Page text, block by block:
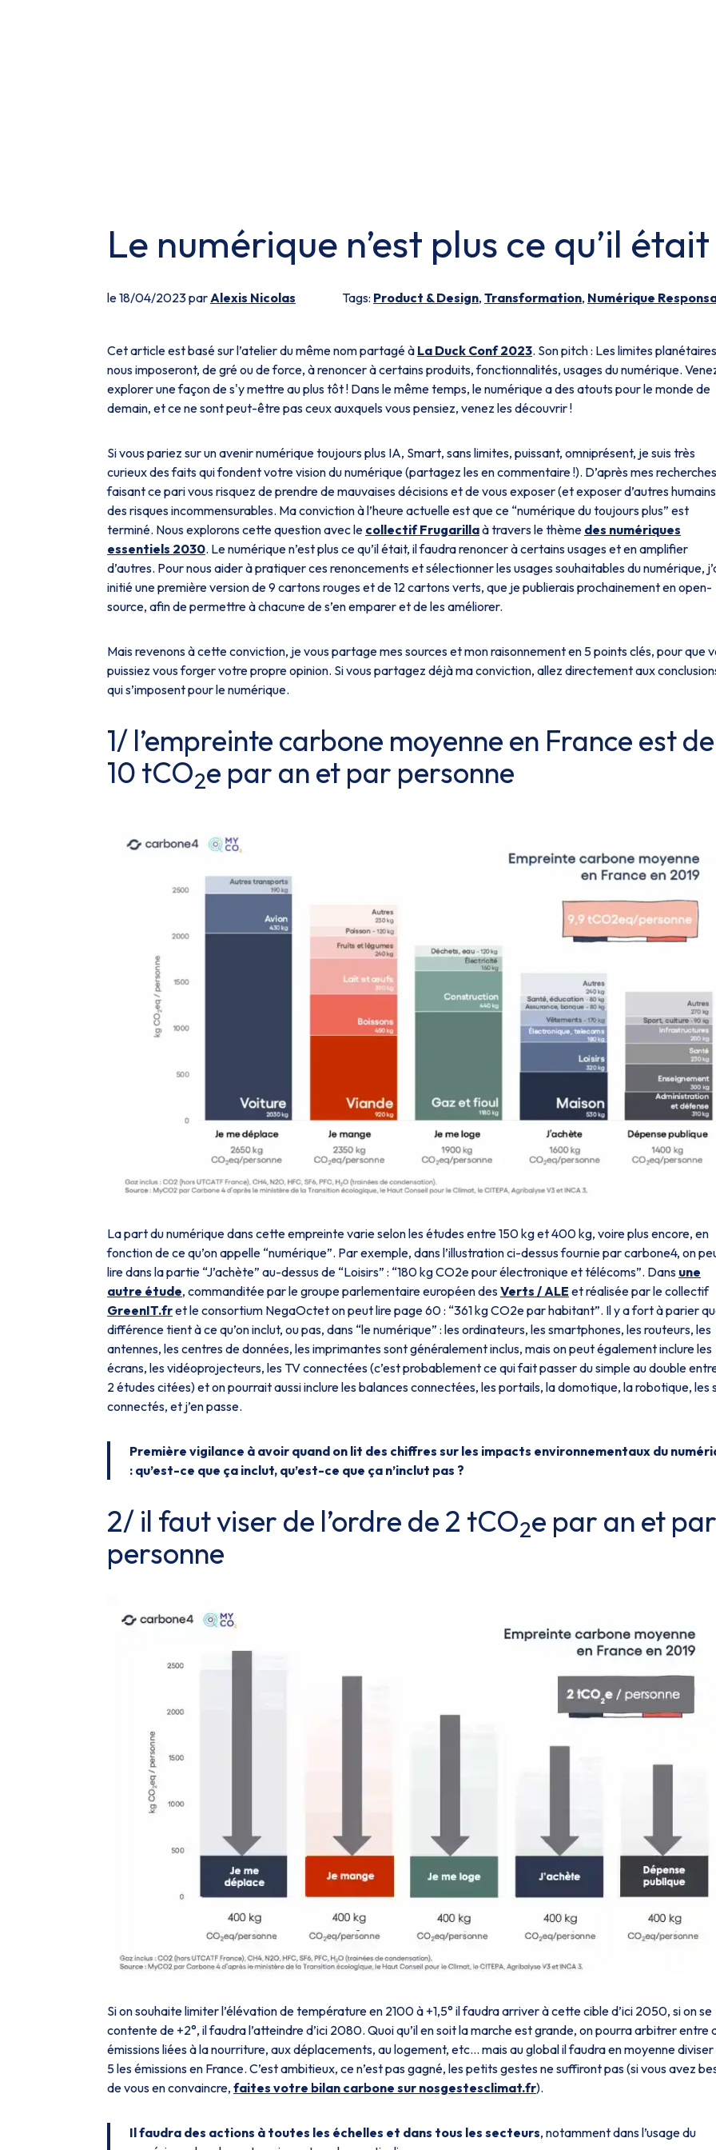
Le numérique n’est plus ce qu’il était
le 18/04/2023 parAlexis Nicolas Tags: Product & Design, Transformation, Numérique
Cet article est basé sur l’atelier du même nom partagé à La Duck Conf 2023. Son pitch : Les limites planétaires
nous imposeront, de gré ou de force, à renoncer à certains produits, fonctionnalités, usages du numérique.
explorer une façon de s'y mettre au plus tôt ! Dans le même temps, le numérique a des atouts pour le monde de
demain, et ce ne sont peut-être pas ceux auxquels vous pensiez, venez les découvrir !
Si vous pariez sur un avenir numérique toujours plus IA, Smart, sans limites, puissant, omniprésent, je suis très
curieux des faits qui fondent votre vision du numérique (partagez les en commentaire !). D’après mes
faisant ce pari vous risquez de prendre de mauvaises décisions et de vous exposer (et exposer d’autres
des risques incommensurables. Ma conviction à l’heure actuelle est que ce “numérique du toujours plus” est
terminé. Nous explorons cette question avec le collectif Frugarillaà travers le thème des numériques
essentiels 2030. Le numérique n’est plus ce qu’il était, il faudra renoncer à certains usages et en amplifier
d’autres. Pour nous aider à pratiquer ces renoncements et sélectionner les usages souhaitables du numérique,
initié une première version de 9 cartons rouges et de 12 cartons verts, que je publierais prochainement en open-
source, afin de permettre à chacun·e de s’en emparer et de les améliorer.
Mais revenons à cette conviction, je vous partage mes sources et mon raisonnement en 5 points clés, pour que
puissiez vous forger votre propre opinion. Si vous partagez déjà ma conviction, allez directement aux
qui s’imposent pour le numérique.
1/ l’empreinte carbone moyenne en France est de
10 tCO2e par an et par personne
La part du numérique dans cette empreinte varie selon les études entre 150 kg et 400 kg, voire plus encore, en
fonction de ce qu’on appelle “numérique”. Par exemple, dans l’illustration ci-dessus fournie par carbone4, on
lire dans la partie “J’achète” au-dessus de “Loisirs” : “180 kg CO2e pour électronique et télécoms”. Dans une
autre étude, commanditée par le groupe parlementaire européen desVerts / ALE et réalisée par le collectif
GreenIT.fret le consortium NegaOctet on peut lire page 60 : “361 kg CO2e par habitant”. Il y a fort à parier
différence tient à ce qu’on inclut, ou pas, dans “le numérique” : les ordinateurs, les smartphones, les routeurs, les
antennes, les centres de données, les imprimantes sont généralement inclus, mais on peut également inclure les
écrans, les vidéoprojecteurs, les TV connectées (c’est probablement ce qui fait passer du simple au double
2 études citées) et on pourrait aussi inclure les balances connectées, les portails, la domotique, la robotique, les
connectés, et j’en passe.
Première vigilance à avoir quand on lit des chiffres sur les impacts environnementaux du
: qu’est-ce que ça inclut, qu’est-ce que ça n’inclut pas ?
2/ il faut viser de l’ordre de 2 tCO2e par an et par
personne
Si on souhaite limiter l’élévation de température en 2100 à +1,5° il faudra arriver à cette cible d’ici 2050, si on se
contente de +2°, il faudra l’atteindre d’ici 2080. Quoi qu’il en soit la marche est grande, on pourra arbitrer entre
émissions liées à la nourriture, aux déplacements, au logement, etc… mais au global il faudra en moyenne
5 les émissions en France. C’est ambitieux, ce n’est pas gagné, les petits gestes ne suffiront pas (si vous avez
de vous en convaincre, faites votre bilan carbone sur nosgestesclimat.fr).
Il faudra des actions à toutes les échelles et dans tous les secteurs, notamment dans l’usage du